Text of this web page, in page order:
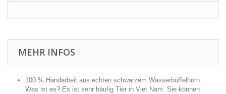
MEHR INFOS
100 % Handarbeit aus echten schwarzem Wasserbüffelhorn.
Was ist es? Es ist sehr häufig Tier in Viet Nam. Sie können